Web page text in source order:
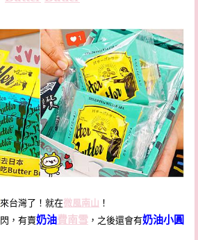
來台灣了！就在微風南山 ！
，有賣奶油費南雪 ，之後還會有奶油小圓